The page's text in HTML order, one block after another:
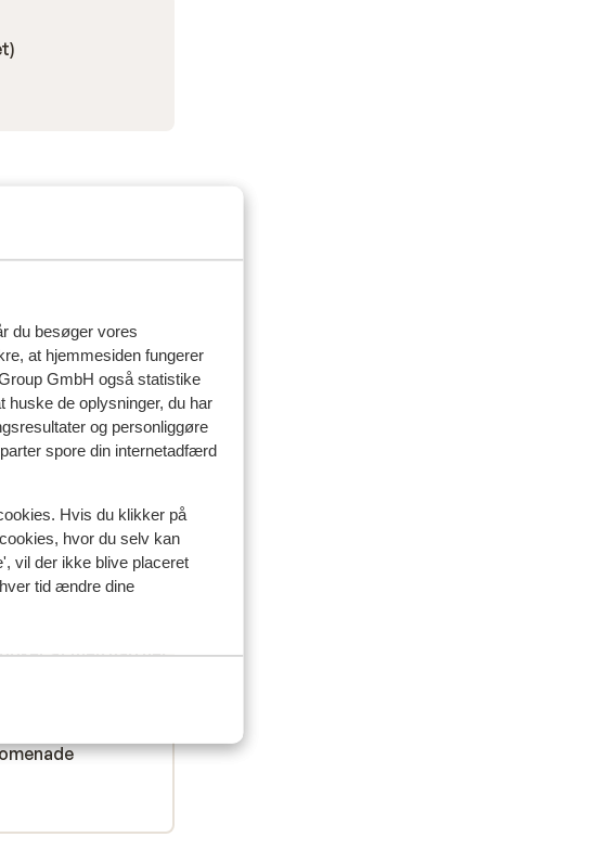
du besøger vores
at hjemmesiden fungerer
GmbH også statistike
de oplysninger, du har
og personliggøre
spore din internetadfærd
Hvis du klikker på
hvor du selv kan
vil der ikke blive placeret
tid ændre dine
om anmeldelser
af med partner
lekker eten,
lekker eten,